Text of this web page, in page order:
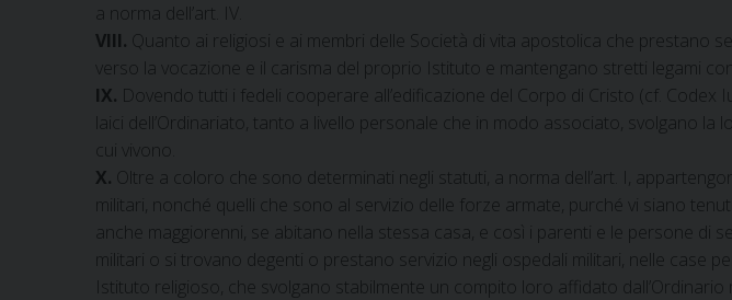
a norma dell’art. IV.
VIII. Quanto ai religiosi e ai membri delle Società di vita apostolica che prestano
verso la vocazione e il carisma del proprio Istituto e mantengano stretti legami
IX. Dovendo tutti i fedeli cooperare all’edificazione del Corpo di Cristo (cf. Codex
laici dell’Ordinariato, tanto a livello personale che in modo associato, svolgano
cui vivono.
X. Oltre a coloro che sono determinati negli statuti, a norma dell’art. I,
militari, nonché quelli che sono al servizio delle forze armate, purché vi siano
anche maggiorenni, se abitano nella stessa casa, e così i parenti e le persone di
militari o si trovano degenti o prestano servizio negli ospedali militari, nelle case
Istituto religioso, che svolgano stabilmente un compito loro affidato dall’Ordinario